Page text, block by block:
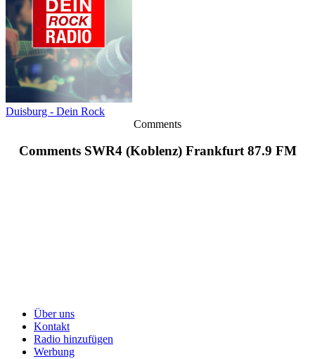
Duisburg - Dein Rock
Comments
Comments SWR4 (Koblenz) Frankfurt 87.9 FM
Über uns
Kontakt
Radio hinzufügen
Werbung